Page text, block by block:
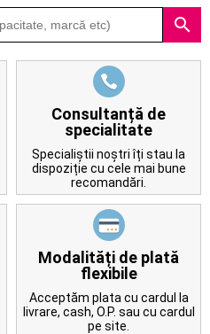
search
Consultanță de
specialitate
Specialiștii noștri îți stau la
dispoziție cu cele mai bune
recomandări.
Modalități de plată
flexibile
Acceptăm plata cu cardul la
livrare, cash, O.P. sau cu cardul
pe site.